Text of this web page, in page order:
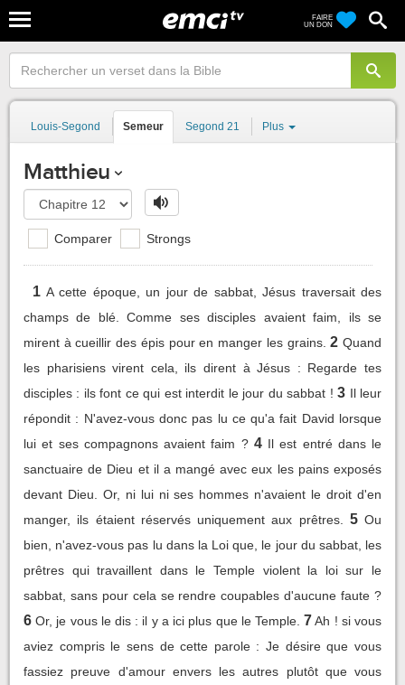
FAIRE
UN DON
Louis-Segond Semeur Segond 21 Plus
Matthieu
Comparer Strongs
1 A cette époque, un jour de sabbat, Jésus traversait des
champs de blé. Comme ses disciples avaient faim, ils se
mirent à cueillir des épis pour en manger les grains. 2 Quand
les pharisiens virent cela, ils dirent à Jésus : Regarde tes
disciples : ils font ce qui est interdit le jour du sabbat ! 3 Il leur
répondit : N'avez-vous donc pas lu ce qu'a fait David lorsque
lui et ses compagnons avaient faim ? 4 Il est entré dans le
sanctuaire de Dieu et il a mangé avec eux les pains exposés
devant Dieu. Or, ni lui ni ses hommes n'avaient le droit d'en
manger, ils étaient réservés uniquement aux prêtres.
5 Ou
bien, n'avez-vous pas lu dans la Loi que, le jour du sabbat, les
prêtres qui travaillent dans le Temple violent la loi sur le
sabbat, sans pour cela se rendre coupables d'aucune faute ?
6 Or, je vous le dis : il y a ici plus que le Temple. 7 Ah ! si vous
aviez compris le sens de cette parole : Je désire que vous
fassiez preuve d'amour envers les autres plutôt que vous